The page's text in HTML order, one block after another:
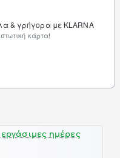
& γρήγορα με KLARNA
κάρτα!
ημέρες